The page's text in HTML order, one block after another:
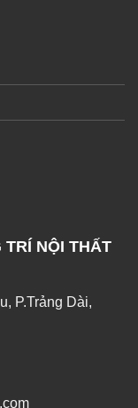
NỘI THẤT
P.Trảng Dài,